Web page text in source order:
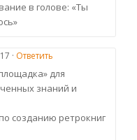
в голове: «Ты
· Ответить
для
знаний и
созданию ретрокниг